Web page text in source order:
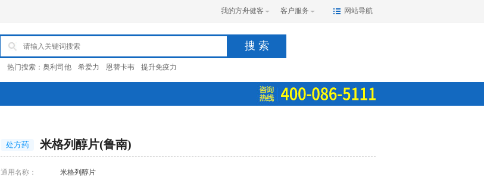
网站导航
客户服务
我的方舟健客
搜 索
热门搜索： 奥利司他 希爱力 恩替卡韦 提升免疫力
处方药 米格列醇片(鲁南)
通用名称： 米格列醇片